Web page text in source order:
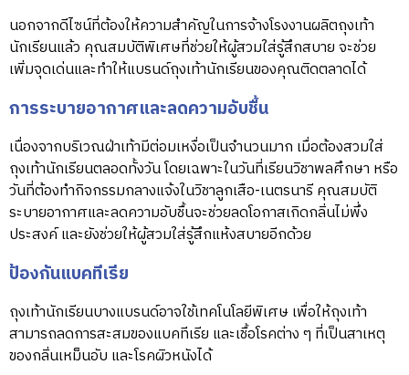
นอกจากดีไซน์ที่ต้องให้ความสำคัญในการจ้างโรงงานผลิตถุงเท้า
นักเรียนแล้ว คุณสมบัติพิเศษที่ช่วยให้ผู้สวมใส่รู้สึกสบาย จะช่วย
เพิ่มจุดเด่นและทำให้แบรนด์ถุงเท้านักเรียนของคุณติดตลาดได้
การระบายอากาศและลดความอับชื้น
เนื่องจากบริเวณฝ่าเท้ามีต่อมเหงื่อเป็นจำนวนมาก เมื่อต้องสวมใส่
ถุงเท้านักเรียนตลอดทั้งวัน โดยเฉพาะในวันที่เรียนวิชาพลศึกษา หรือ
วันที่ต้องทำกิจกรรมกลางแจ้งในวิชาลูกเสือ-เนตรนารี คุณสมบัติ
ระบายอากาศและลดความอับชื้นจะช่วยลดโอกาสเกิดกลิ่นไม่พึ่ง
ประสงค์ และยังช่วยให้ผู้สวมใส่รู้สึกแห้งสบายอีกด้วย
ป้องกันแบคทีเรีย
ถุงเท้านักเรียนบางแบรนด์อาจใช้เทคโนโลยีพิเศษ เพื่อให้ถุงเท้า
สามารถลดการสะสมของแบคทีเรีย และเชื้อโรคต่าง ๆ ที่เป็นสาเหตุ
ของกลิ่นเหม็นอับ และโรคผิวหนังได้